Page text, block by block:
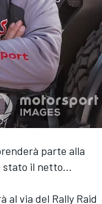
parte alla
stato il netto...
al via del Rally Raid